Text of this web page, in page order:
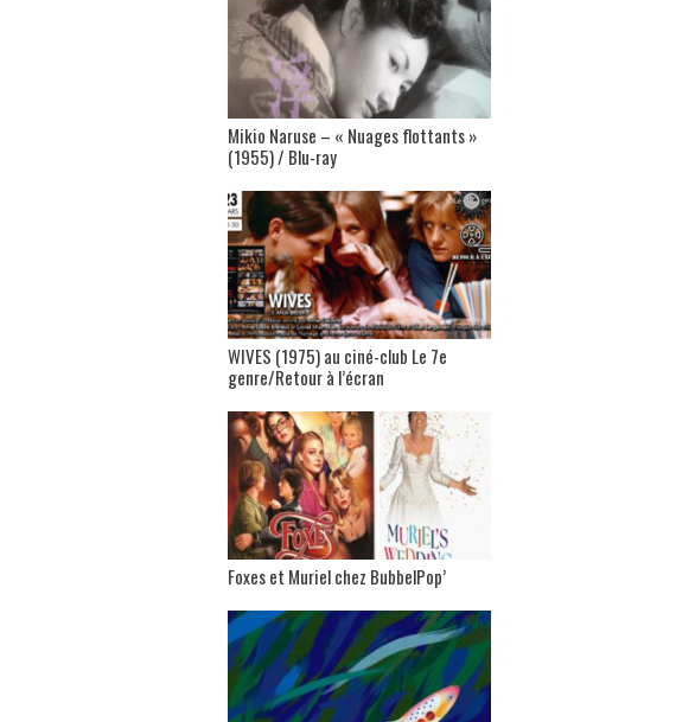
Mikio Naruse – « Nuages flottants »
(1955) / Blu-ray
WIVES (1975) au ciné-club Le 7e
genre/Retour à l’écran
Foxes et Muriel chez BubbelPop’